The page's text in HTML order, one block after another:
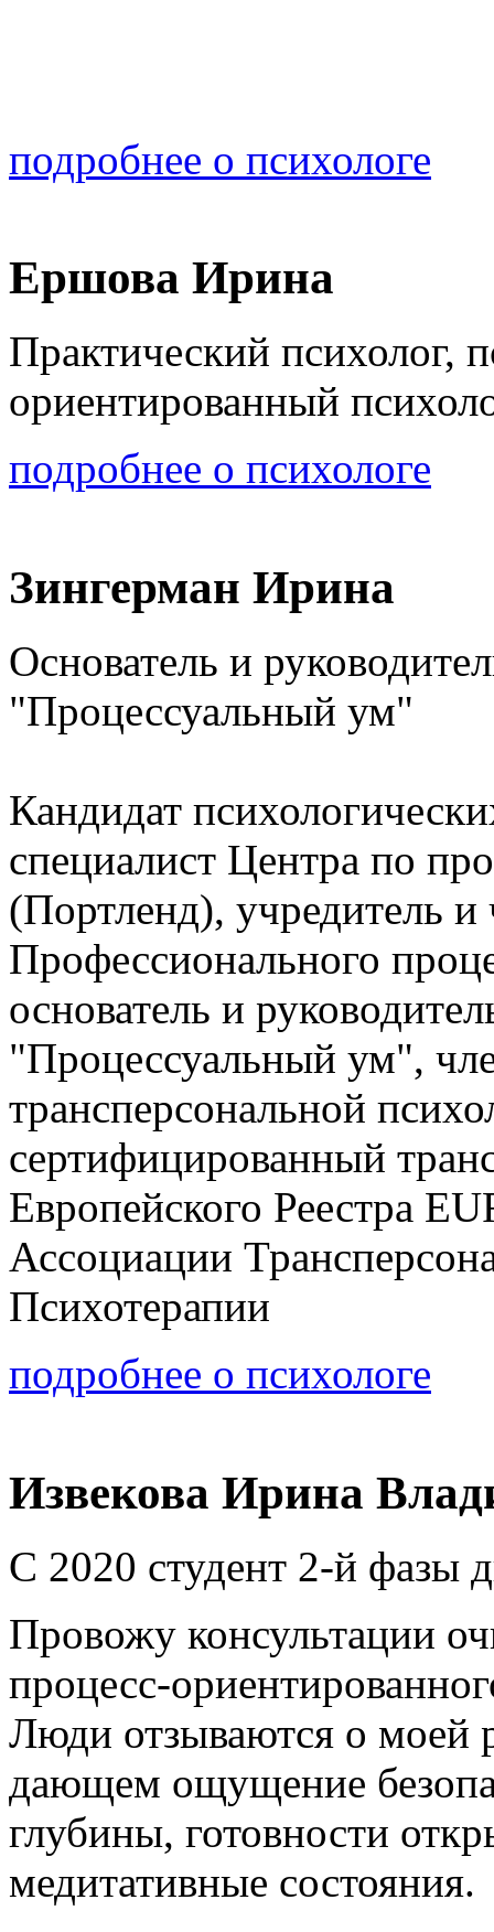
подробнее о психологе
Ершова Ирина
Практический психолог,
ориентированный
подробнее о психологе
Зингерман Ирина
Основатель и
"Процессуальный ум"
Кандидат
специалист Центра по
(Портленд), учредитель и
Профессионального
основатель и
"Процессуальный ум",
трансперсональной
сертифицированный
Европейского Реестра
Ассоциации
Психотерапии
подробнее о психологе
Извекова Ирина
С 2020 студент 2-й фазы
Провожу консультации
процесс-
Люди отзываются о моей
дающем ощущение
глубины, готовности
медитативные состояния.